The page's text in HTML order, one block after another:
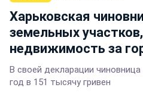
Харьковская
земельных
недвижимость за
В своей декларации чиновница
год в 151 тысячу гривен